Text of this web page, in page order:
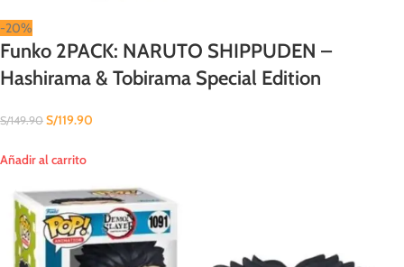
-20%
Funko 2PACK: NARUTO SHIPPUDEN –
Hashirama & Tobirama Special Edition
S/149.90 S/119.90
Añadir al carrito